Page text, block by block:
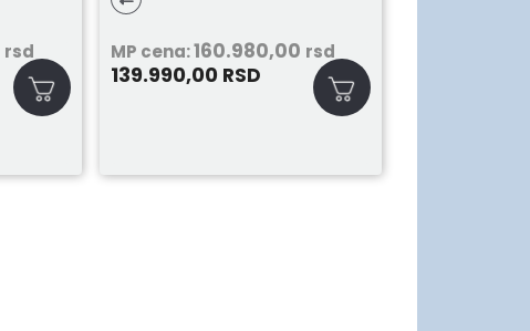
rsd MP cena:160.980,00 rsd
139.990,00 RSD